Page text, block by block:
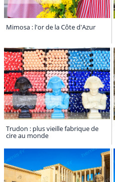
Mimosa : l'or de la Côte d'Azur
Trudon : plus vieille fabrique de
cire au monde